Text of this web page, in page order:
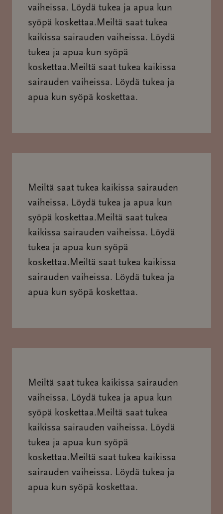
vaiheissa. Löydä tukea ja apua kun
syöpä koskettaa.Meiltä saat tukea
kaikissa sairauden vaiheissa. Löydä
tukea ja apua kun syöpä
koskettaa.Meiltä saat tukea kaikissa
sairauden vaiheissa. Löydä tukea ja
apua kun syöpä koskettaa.
Meiltä saat tukea kaikissa sairauden
vaiheissa. Löydä tukea ja apua kun
syöpä koskettaa.Meiltä saat tukea
kaikissa sairauden vaiheissa. Löydä
tukea ja apua kun syöpä
koskettaa.Meiltä saat tukea kaikissa
sairauden vaiheissa. Löydä tukea ja
apua kun syöpä koskettaa.
Meiltä saat tukea kaikissa sairauden
vaiheissa. Löydä tukea ja apua kun
syöpä koskettaa.Meiltä saat tukea
kaikissa sairauden vaiheissa. Löydä
tukea ja apua kun syöpä
koskettaa.Meiltä saat tukea kaikissa
sairauden vaiheissa. Löydä tukea ja
apua kun syöpä koskettaa.